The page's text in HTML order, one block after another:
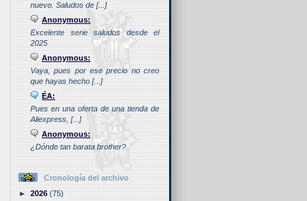
nuevo. Saludos de [...]
Anonymous:
Excelente serie saludos desde el
2025
Anonymous:
Vaya, pues por ese precio no creo
que hayas hecho [...]
ÉA:
Pues en una oferta de una tienda de
Aliexpress, [...]
Anonymous:
¿Dónde tan barata brother?
Cronología del archivo
►2026(75)